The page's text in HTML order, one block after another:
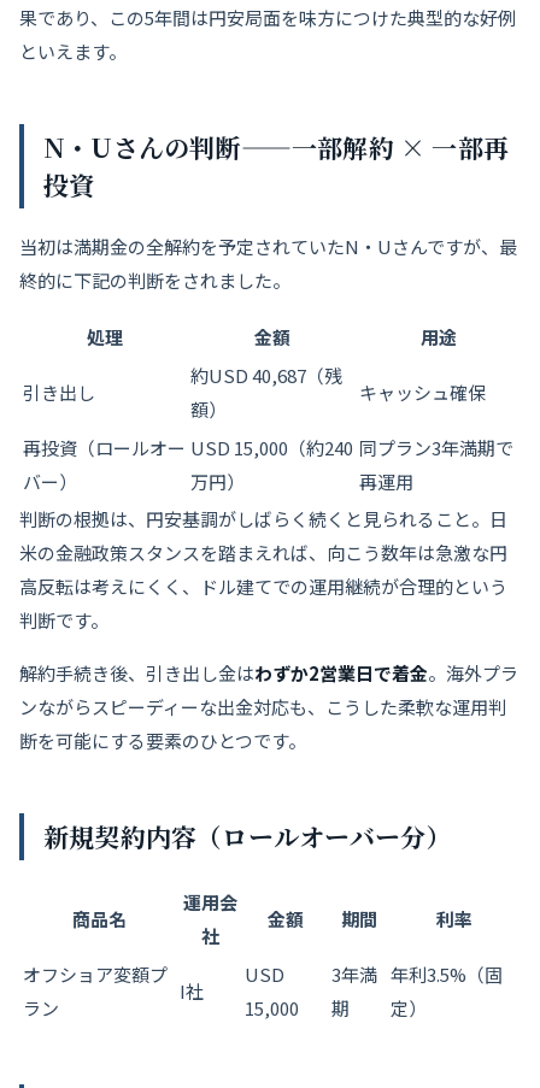
果であり、この5年間は円安局面を味方につけた典型的な好例
といえます。
N・Uさんの判断——一部解約 × 一部再
投資
当初は満期金の全解約を予定されていたN・Uさんですが、最
終的に下記の判断をされました。
処理 金額 用途
引き出し
約USD 40,687（残
額）
キャッシュ確保
再投資（ロールオー
バー）
USD 15,000（約240
万円）
同プラン3年満期で
再運用
判断の根拠は、円安基調がしばらく続くと見られること。日
米の金融政策スタンスを踏まえれば、向こう数年は急激な円
高反転は考えにくく、ドル建てでの運用継続が合理的という
判断です。
解約手続き後、引き出し金はわずか2営業日で着金。海外プラ
ンながらスピーディーな出金対応も、こうした柔軟な運用判
断を可能にする要素のひとつです。
新規契約内容（ロールオーバー分）
商品名
運用会
社
金額 期間 利率
オフショア変額プ
ラン
I社
USD
15,000
3年満
期
年利3.5%（固
定）